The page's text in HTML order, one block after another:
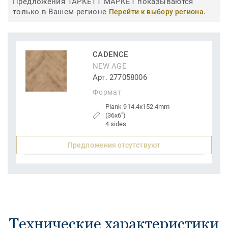
только в Вашем регионе Перейти к выбору региона.
CADENCE
NEW AGE
Арт. 277058006
Формат
Plank 914.4x152.4mm
(36x6")
4 sides
Предложения отсутствуют
Технические характеристики